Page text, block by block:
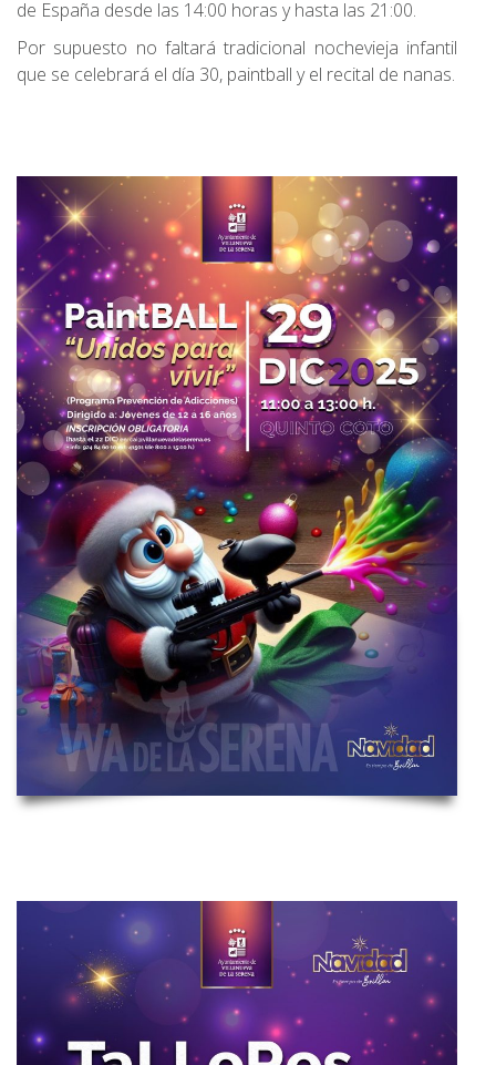
de España desde las 14:00 horas y hasta las 21:00.
Por supuesto no faltará tradicional nochevieja infantil
que se celebrará el día 30, paintball y el recital de nanas.